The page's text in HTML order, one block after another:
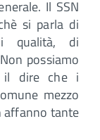
Il SSN
si parla di
qualità, di
possiamo
il dire che i
mezzo
affanno tante